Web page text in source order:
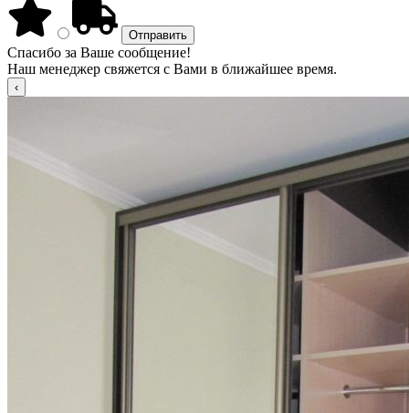
Спасибо за Ваше сообщение!
Наш менеджер свяжется с Вами в ближайшее время.